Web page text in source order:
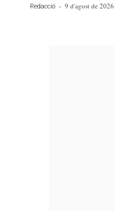
Redacció - 9 d'agost de 2026